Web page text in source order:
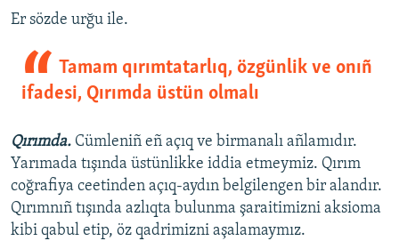
Er sözde urğu ile.
Tamam qırımtatarlıq, özgünlik ve onıñ
ifadesi, Qırımda üstün olmalı
Qırımda. Cümleniñ eñ açıq ve birmanalı añlamıdır.
Yarımada tışında üstünlikke iddia etmeymiz. Qırım
coğrafiya ceetinden açıq-aydın belgilengen bir alandır.
Qırımnıñ tışında azlıqta bulunma şaraitimizni aksioma
kibi qabul etip, öz qadrimizni aşalamaymız.